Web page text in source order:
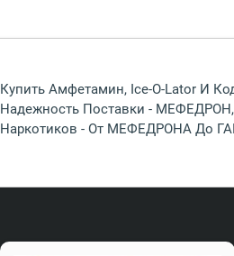
Купить Амфетамин, Ice-O-Lator И
Надежность Поставки -
Наркотиков - От МЕФЕДРОНА До